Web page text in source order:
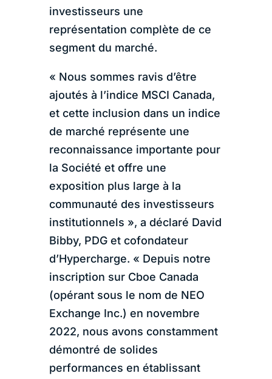
investisseurs une
représentation complète de ce
segment du marché.
« Nous sommes ravis d’être
ajoutés à l’indice MSCI Canada,
et cette inclusion dans un indice
de marché représente une
reconnaissance importante pour
la Société et offre une
exposition plus large à la
communauté des investisseurs
institutionnels », a déclaré David
Bibby, PDG et cofondateur
d’Hypercharge. « Depuis notre
inscription sur Cboe Canada
(opérant sous le nom de NEO
Exchange Inc.) en novembre
2022, nous avons constamment
démontré de solides
performances en établissant